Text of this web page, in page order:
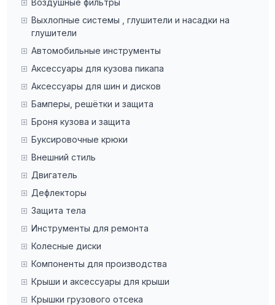
Выхлопные системы , глушители и насадки на
глушители
Автомобильные инструменты
Аксессуары для кузова пикапа
Аксессуары для шин и дисков
Бамперы, решётки и защита
Броня кузова и защита
Буксировочные крюки
Внешний стиль
Двигатель
Дефлекторы
Защита тела
Инструменты для ремонта
Колесные диски
Компоненты для производства
Крыши и аксессуары для крыши
Крышки грузового отсека